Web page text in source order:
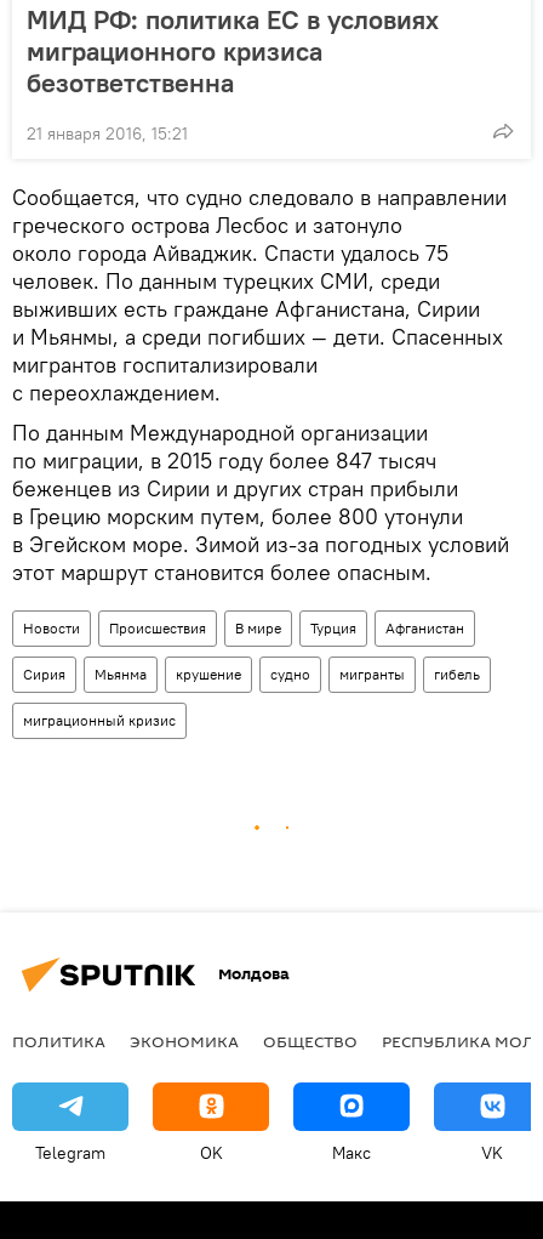
МИД РФ: политика ЕС в условиях
миграционного кризиса
безответственна
21 января 2016, 15:21
Сообщается, что судно следовало в направлении
греческого острова Лесбос и затонуло
около города Айваджик. Спасти удалось 75
человек. По данным турецких СМИ, среди
выживших есть граждане Афганистана, Сирии
и Мьянмы, а среди погибших — дети. Спасенных
мигрантов госпитализировали
с переохлаждением.
По данным Международной организации
по миграции, в 2015 году более 847 тысяч
беженцев из Сирии и других стран прибыли
в Грецию морским путем, более 800 утонули
в Эгейском море. Зимой из-за погодных условий
этот маршрут становится более опасным.
Новости Происшествия В мире Турция Афганистан
Сирия Мьянма крушение судно мигранты гибель
миграционный кризис
Молдова
ПОЛИТИКА ЭКОНОМИКА ОБЩЕСТВО РЕСПУБЛИКА
Telegram OK Макс VK